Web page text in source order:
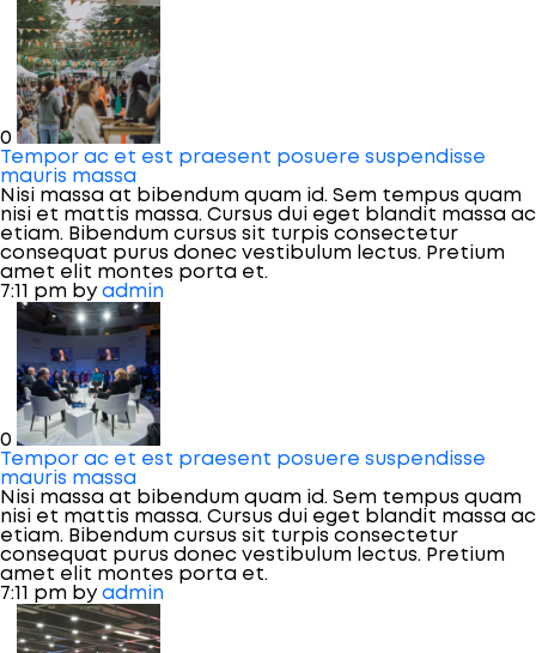
0
Tempor ac et est praesent posuere suspendisse
mauris massa
Nisi massa at bibendum quam id. Sem tempus quam
nisi et mattis massa. Cursus dui eget blandit massa ac
etiam. Bibendum cursus sit turpis consectetur
consequat purus donec vestibulum lectus. Pretium
amet elit montes porta et.
7:11 pm by admin
0
Tempor ac et est praesent posuere suspendisse
mauris massa
Nisi massa at bibendum quam id. Sem tempus quam
nisi et mattis massa. Cursus dui eget blandit massa ac
etiam. Bibendum cursus sit turpis consectetur
consequat purus donec vestibulum lectus. Pretium
amet elit montes porta et.
7:11 pm by admin